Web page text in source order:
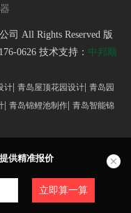
司 All Rights Reserved 版
0626 技术支持： 中邦顺
计 青岛屋顶花园设计 青岛园
青岛锦鲤池制作 青岛智能锦
供精准报价
立即算一算